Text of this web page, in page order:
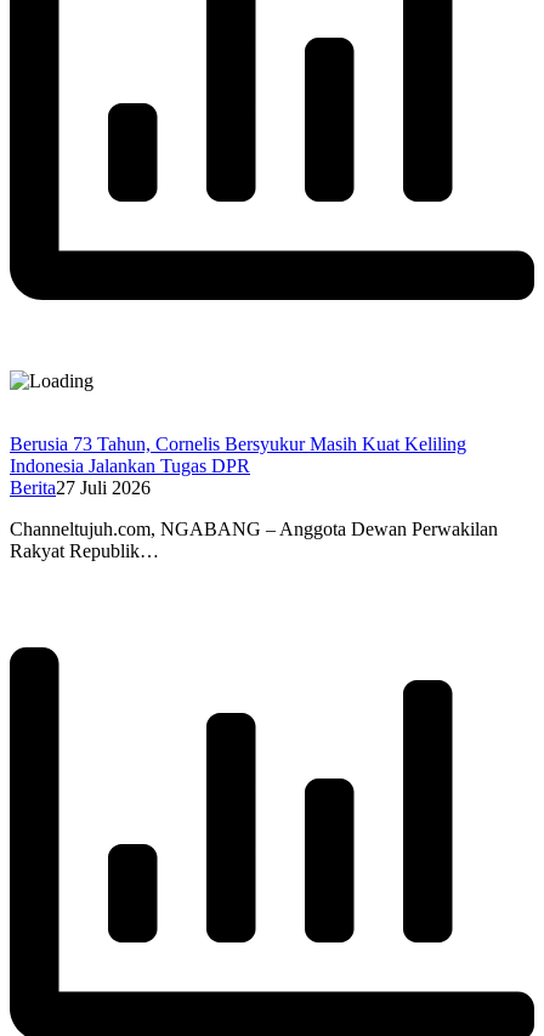
Berusia 73 Tahun, Cornelis Bersyukur Masih Kuat Keliling
Indonesia Jalankan Tugas DPR
Berita27 Juli 2026
Channeltujuh.com, NGABANG – Anggota Dewan Perwakilan
Rakyat Republik…